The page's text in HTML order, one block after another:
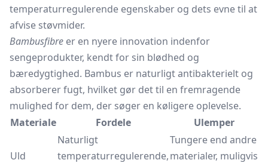
temperaturregulerende egenskaber og dets evne til at
afvise støvmider.
Bambusfibre er en nyere innovation indenfor
sengeprodukter, kendt for sin blødhed og
bæredygtighed. Bambus er naturligt antibakterielt og
absorberer fugt, hvilket gør det til en fremragende
mulighed for dem, der søger en køligere oplevelse.
Materiale
Fordele Ulemper
Uld
Naturligt
temperaturregulerende,
Tungere end andre
materialer, muligvis